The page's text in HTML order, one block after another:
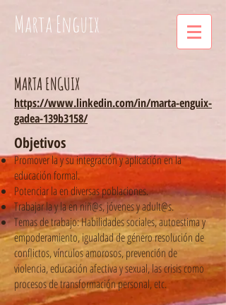
Marta Enguix
Objetivos
Promover la y su integración y aplicación en la
educación formal.
Potenciar la en diversas poblaciones.
Trabajar la y la en niñ@s, jóvenes y adult@s.
Temas de trabajo: Habilidades sociales, autoestima y
empoderamiento, igualdad de género resolución de
conflictos, vínculos amorosos, prevención de
violencia, educación afectiva y sexual, las crisis como
procesos de transformación personal, etc.
MARTA ENGUIX
https://www.linkedin.com/in/marta-enguix-
gadea-139b3158/